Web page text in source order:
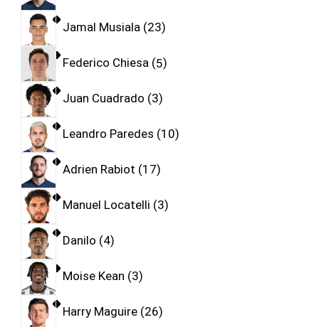
Jamal Musiala 23
Federico Chiesa 5
Juan Cuadrado 3
Leandro Paredes 10
Adrien Rabiot 17
Manuel Locatelli 3
Danilo 4
Moise Kean 3
Harry Maguire 26